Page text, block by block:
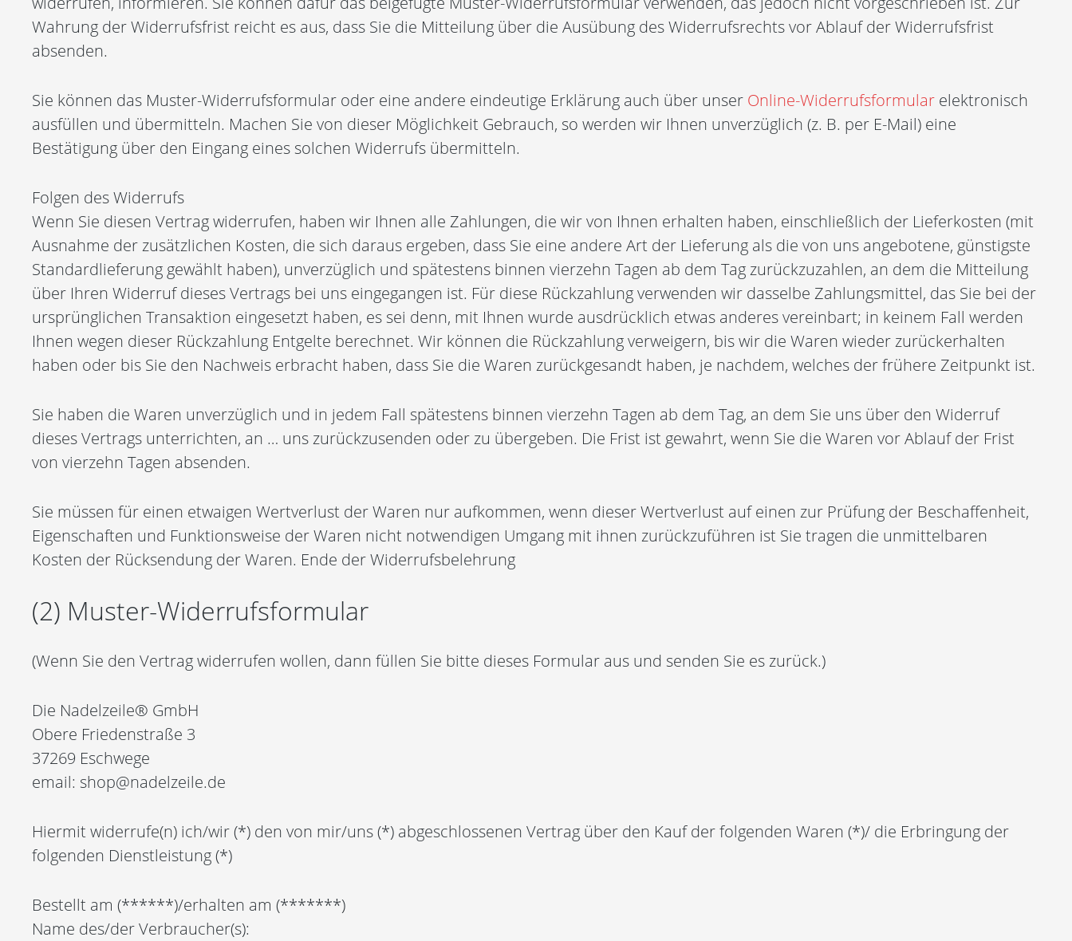
Wahrung der Widerrufsfrist reicht es aus, dass Sie die Mitteilung über die Ausübung des Widerrufsrechts vor Ablauf der Widerrufsfrist
absenden.
Sie können das Muster-Widerrufsformular oder eine andere eindeutige Erklärung auch über unser Online-Widerrufsformular elektronisch
ausfüllen und übermitteln. Machen Sie von dieser Möglichkeit Gebrauch, so werden wir Ihnen unverzüglich (z. B. per E-Mail) eine
Bestätigung über den Eingang eines solchen Widerrufs übermitteln.
Folgen des Widerrufs
Wenn Sie diesen Vertrag widerrufen, haben wir Ihnen alle Zahlungen, die wir von Ihnen erhalten haben, einschließlich der Lieferkosten (mit
Ausnahme der zusätzlichen Kosten, die sich daraus ergeben, dass Sie eine andere Art der Lieferung als die von uns angebotene, günstigste
Standardlieferung gewählt haben), unverzüglich und spätestens binnen vierzehn Tagen ab dem Tag zurückzuzahlen, an dem die Mitteilung
über Ihren Widerruf dieses Vertrags bei uns eingegangen ist. Für diese Rückzahlung verwenden wir dasselbe Zahlungsmittel, das Sie bei der
ursprünglichen Transaktion eingesetzt haben, es sei denn, mit Ihnen wurde ausdrücklich etwas anderes vereinbart; in keinem Fall werden
Ihnen wegen dieser Rückzahlung Entgelte berechnet. Wir können die Rückzahlung verweigern, bis wir die Waren wieder zurückerhalten
haben oder bis Sie den Nachweis erbracht haben, dass Sie die Waren zurückgesandt haben, je nachdem, welches der frühere Zeitpunkt ist.
Sie haben die Waren unverzüglich und in jedem Fall spätestens binnen vierzehn Tagen ab dem Tag, an dem Sie uns über den Widerruf
dieses Vertrags unterrichten, an … uns zurückzusenden oder zu übergeben. Die Frist ist gewahrt, wenn Sie die Waren vor Ablauf der Frist
von vierzehn Tagen absenden.
Sie müssen für einen etwaigen Wertverlust der Waren nur aufkommen, wenn dieser Wertverlust auf einen zur Prüfung der Beschaffenheit,
Eigenschaften und Funktionsweise der Waren nicht notwendigen Umgang mit ihnen zurückzuführen ist Sie tragen die unmittelbaren
Kosten der Rücksendung der Waren. Ende der Widerrufsbelehrung
(2) Muster-Widerrufsformular
(Wenn Sie den Vertrag widerrufen wollen, dann füllen Sie bitte dieses Formular aus und senden Sie es zurück.)
Die Nadelzeile® GmbH
Obere Friedenstraße 3
37269 Eschwege
email: shop@nadelzeile.de
Hiermit widerrufe(n) ich/wir (*) den von mir/uns (*) abgeschlossenen Vertrag über den Kauf der folgenden Waren (*)/ die Erbringung der
folgenden Dienstleistung (*)
Bestellt am (******)/erhalten am (*******)
Name des/der Verbraucher(s):